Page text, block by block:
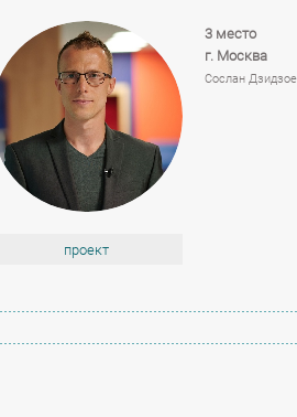
проект
3 место
г. Москва
Сослан